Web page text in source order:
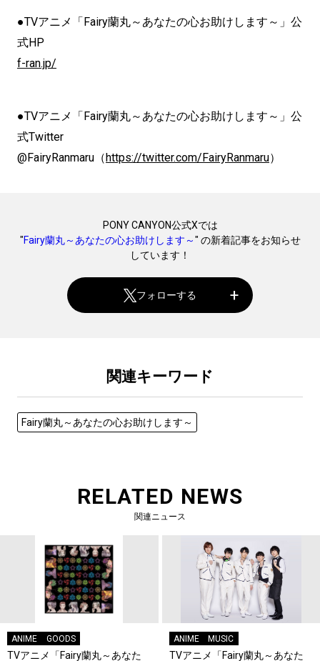
●TVアニメ「Fairy蘭丸～あなたの心お助けします～」公
式HP
f-ran.jp/
●TVアニメ「Fairy蘭丸～あなたの心お助けします～」公
式Twitter
@FairyRanmaru（https://twitter.com/FairyRanmaru）
PONY CANYON公式Xでは
"Fairy蘭丸～あなたの心お助けします～" の新着記事をお知らせ
しています！
フォローする
関連キーワード
Fairy蘭丸～あなたの心お助けします～
RELATED NEWS
関連ニュース
ANIME GOODS
TVアニメ「Fairy蘭丸～あなた
ANIME MUSIC
TVアニメ「Fairy蘭丸～あなた